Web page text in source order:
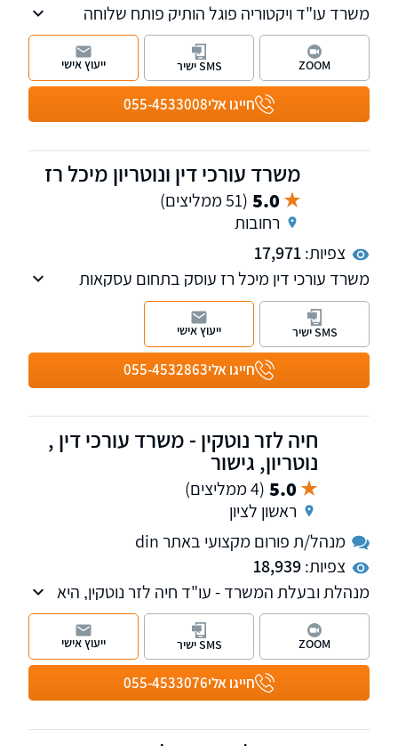
משרד עו"ד ויקטוריה פוגל הותיק פותח שלוחה
חדשה בהרצליה, המשרד עוסק בתחום ה מקרקעין
נדל"ן, דיני המשפחה ותביעות נזיקין. למשרד
שלוחות ברחובות ובהרצליה
חייגו אלי055-4533008
ZOOM SMS ישיר ייעוץ אישי
משרד עורכי דין ונוטריון מיכל רז
5.0 (51 ממליצים)
רחובות
צפיות:17,971
משרד עורכי דין מיכל רז עוסק בתחום עסקאות
נדל"ן:
ייצוג ברכישה/ מכירה של נכסים/ דירות, התחדשות
עירונית, ייצוג רוכשי דירות חדשות מקבלנים, חוזים,
פינוי שוכרים, הסכמי שיתוף, פירוק שיתוף, פינוי
בינוי, מיסוי מקרקעין ותכנוני מס
חייגו אלי055-4532863
SMS ישיר ייעוץ אישי
חיה לזר נוטקין - משרד עורכי דין ,
נוטריון, גישור
5.0 (4 ממליצים)
ראשון לציון
מנהל/ת פורום מקצועי באתר din
צפיות:18,939
מנהלת ובעלת המשרד - עו"ד חיה לזר נוטקין, היא
נוטריון ומגשרת, מעל 20 שנות ניסיון בדיני משפחה.
בעלת תואר שני במשפטים.
חייגו אלי055-4533076
ZOOM SMS ישיר ייעוץ אישי